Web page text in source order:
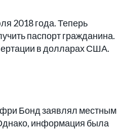
2018 года. Теперь
паспорт гражданина.
в долларах США.
Бонд заявлял местным
информация была